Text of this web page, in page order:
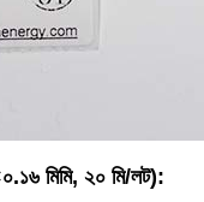
মিমি, ২০ মি/লট):